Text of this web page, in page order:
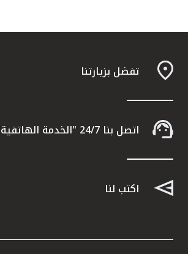
تفضل بزيارتنا
اتصل بنا 24/7 "الخدمة الهاتفية" 1803333
اكتب لنا